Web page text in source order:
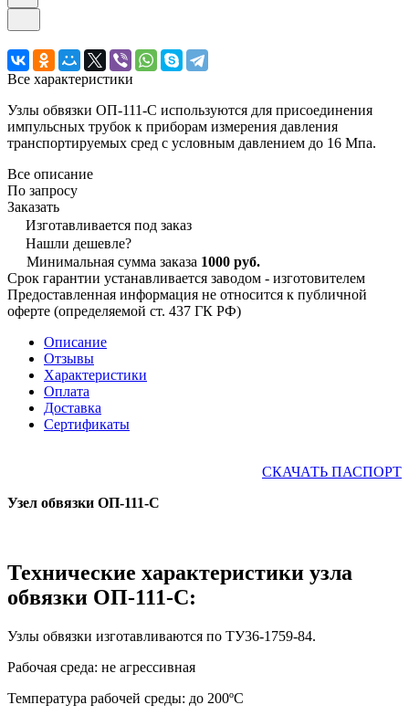
Все характеристики
Узлы обвязки ОП-111-С используются для присоединения
импульсных трубок к приборам измерения давления
транспортируемых сред с условным давлением до 16 Мпа.
Все описание
По запросу
Заказать
Изготавливается под заказ
Нашли дешевле?
Минимальная сумма заказа 1000 руб.
Срок гарантии устанавливается заводом - изготовителем
Предоставленная информация не относится к публичной
оферте (определяемой ст. 437 ГК РФ)
Описание
Отзывы
Характеристики
Оплата
Доставка
Сертификаты
СКАЧАТЬ ПАСПОРТ
Узел обвязки ОП-111-С
Технические характеристики узла
обвязки ОП-111-С:
Узлы обвязки изготавливаются по ТУ36-1759-84.
Рабочая среда: не агрессивная
Температура рабочей среды: до 200ºС